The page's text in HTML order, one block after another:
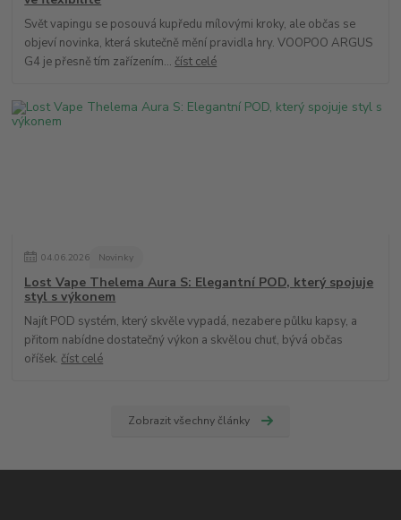
Svět vapingu se posouvá kupředu mílovými kroky, ale občas se
objeví novinka, která skutečně mění pravidla hry. VOOPOO ARGUS
G4 je přesně tím zařízením... číst celé
04.06.2026 Novinky
Lost Vape Thelema Aura S: Elegantní POD, který spojuje
styl s výkonem
Najít POD systém, který skvěle vypadá, nezabere půlku kapsy, a
přitom nabídne dostatečný výkon a skvělou chuť, bývá občas
oříšek. číst celé
Zobrazit všechny články